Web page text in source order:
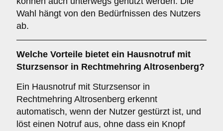
Wahl hängt von den Bedürfnissen des Nutzers
ab.
Welche Vorteile bietet ein Hausnotruf mit
Sturzsensor in Rechtmehring Altrosenberg?
Ein Hausnotruf mit Sturzsensor in
Rechtmehring Altrosenberg erkennt
automatisch, wenn der Nutzer gestürzt ist, und
löst einen Notruf aus, ohne dass ein Knopf